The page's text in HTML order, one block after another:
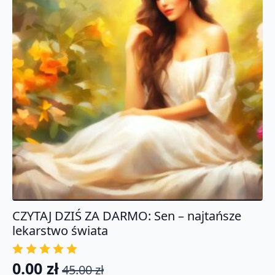
praktyczna.
Certyfikat
CZYTAJ DZIŚ ZA DARMO: Sen – najtańsze
lekarstwo świata
45.00zł
0.00 zł